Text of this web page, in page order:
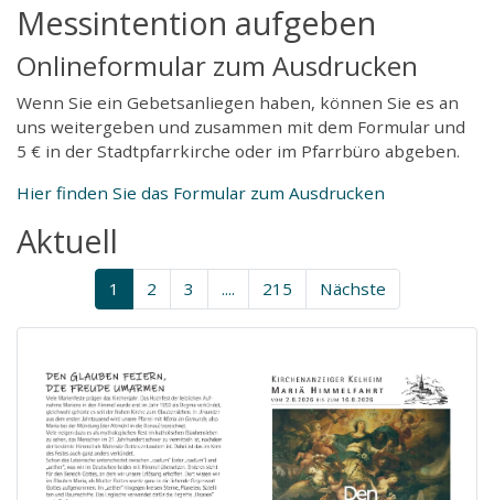
Messintention aufgeben
Onlineformular zum Ausdrucken
Wenn Sie ein Gebetsanliegen haben, können Sie es an
uns weitergeben und zusammen mit dem Formular und
5 € in der Stadtpfarrkirche oder im Pfarrbüro abgeben.
Hier finden Sie das Formular zum Ausdrucken
Aktuell
1 2 3 .... 215 Nächste